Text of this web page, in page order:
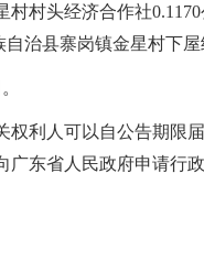
村村头经济合作社0.1170
自治县寨岗镇金星村下
。
权利人可以自公告期限
广东省人民政府申请行政